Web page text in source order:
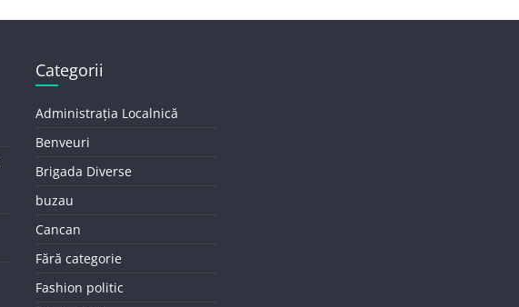
Categorii
Administrația Localnică
Benveuri
Brigada Diverse
buzau
Cancan
Fără categorie
Fashion politic